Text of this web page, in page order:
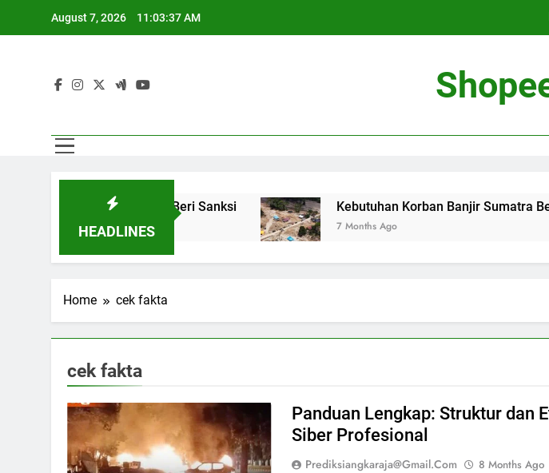
August 7, 2026 11:03:38 AM
HEADLINES
Siap Beri Sanksi Kebutuhan Korban Banjir Sumatra Berubah,
7 Months Ago
Home cek fakta
cek fakta
Panduan Lengkap: Struktur dan
Siber Profesional
Prediksiangkaraja@gmail.com 8 Months Ago